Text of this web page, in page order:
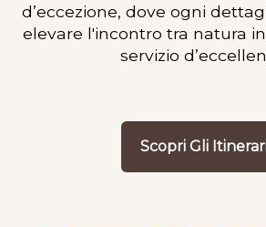
d’eccezione, dove ogni
elevare l'incontro tra natura
servizio
Scopri Gli